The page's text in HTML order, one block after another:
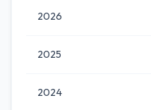
2026
2025
2024